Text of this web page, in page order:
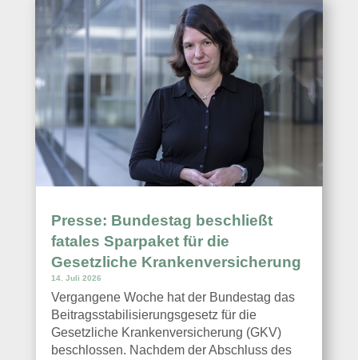
Presse: Bundestag beschließt
fatales Sparpaket für die
Gesetzliche Krankenversicherung
14. Juli 2026
Vergangene Woche hat der Bundestag das
Beitragsstabilisierungsgesetz für die
Gesetzliche Krankenversicherung (GKV)
beschlossen. Nachdem der Abschluss des